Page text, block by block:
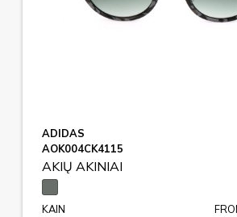
ADIDAS
AOK004CK4115
AKIŲ AKINIAI
KAIN